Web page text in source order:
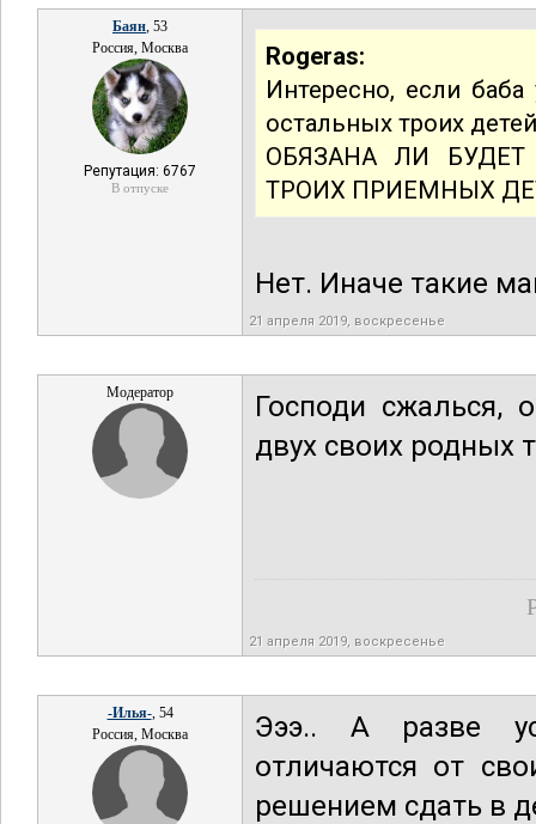
Баян, 53
Россия, Москва
Репутация: 6767
В отпуске
Rogeras:
Интересно, если
остальных троих
ОБЯЗАНА ЛИ
ТРОИХ ПРИЕМНЫХ
Нет. Иначе такие
21 апреля 2019, воскресенье
Модератор
Господи сжалься,
двух своих родных
21 апреля 2019, воскресенье
-Илья-, 54
Россия, Москва
Эээ.. А разве
отличаются от
решением сдать в